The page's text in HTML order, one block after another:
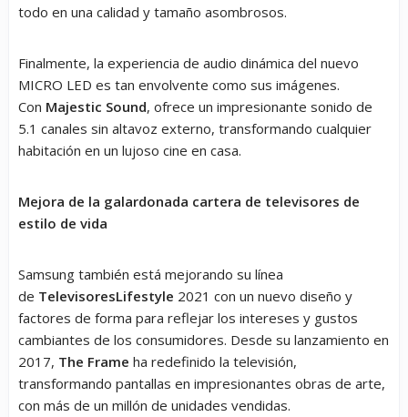
todo en una calidad y tamaño asombrosos.
Finalmente, la experiencia de audio dinámica del nuevo
MICRO LED es tan envolvente como sus imágenes.
Con Majestic Sound, ofrece un impresionante sonido de
5.1 canales sin altavoz externo, transformando cualquier
habitación en un lujoso cine en casa.
Mejora de la galardonada cartera de televisores de
estilo de vida
Samsung también está mejorando su línea
de TelevisoresLifestyle 2021 con un nuevo diseño y
factores de forma para reflejar los intereses y gustos
cambiantes de los consumidores. Desde su lanzamiento en
2017, The Frame ha redefinido la televisión,
transformando pantallas en impresionantes obras de arte,
con más de un millón de unidades vendidas.